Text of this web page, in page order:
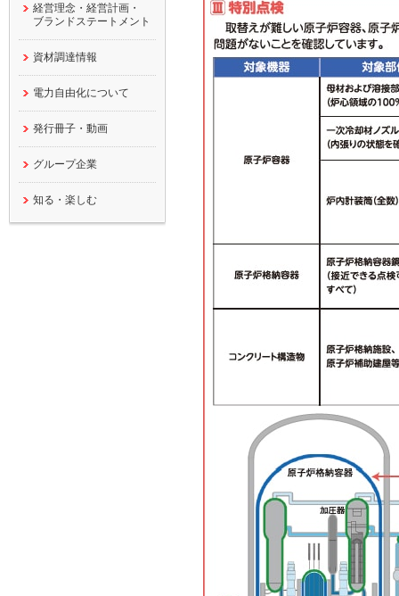
経営理念・経営計画・
ブランドステートメント
資材調達情報
電力自由化について
発行冊子・動画
グループ企業
知る・楽しむ